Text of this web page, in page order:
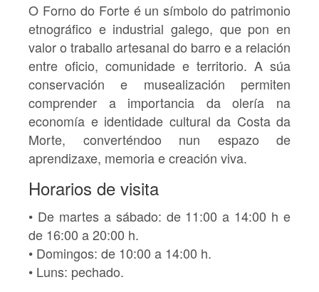
O Forno do Forte é unsímbolo do patrimonio
etnográfico e industrial galego, que pon en
valor o traballo artesanal do barro e a relación
entre oficio, comunidade e territorio. A súa
conservación e musealización permiten
comprender a importancia da olería na
economía e identidade cultural da Costa da
Morte, converténdoo nun espazo de
aprendizaxe, memoria e creación viva.
Horarios de visita
• De martes a sábado: de 11:00 a 14:00 h e
de 16:00 a 20:00 h.
• Domingos: de 10:00 a 14:00 h.
• Luns: pechado.